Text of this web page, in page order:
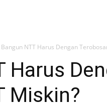
Bangun NTT Harus Dengan
Harus
Miskin?